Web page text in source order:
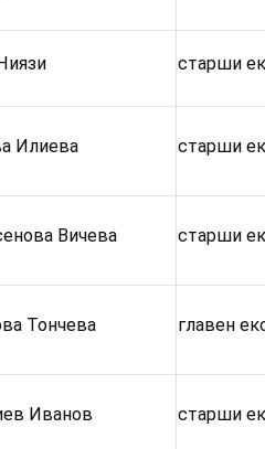
старши
Илиева старши
Вичева старши
Тончева главен
Иванов старши